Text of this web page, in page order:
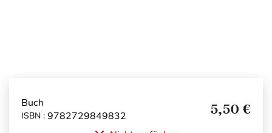
Buch
ISBN : 9782729849832 5,50 €